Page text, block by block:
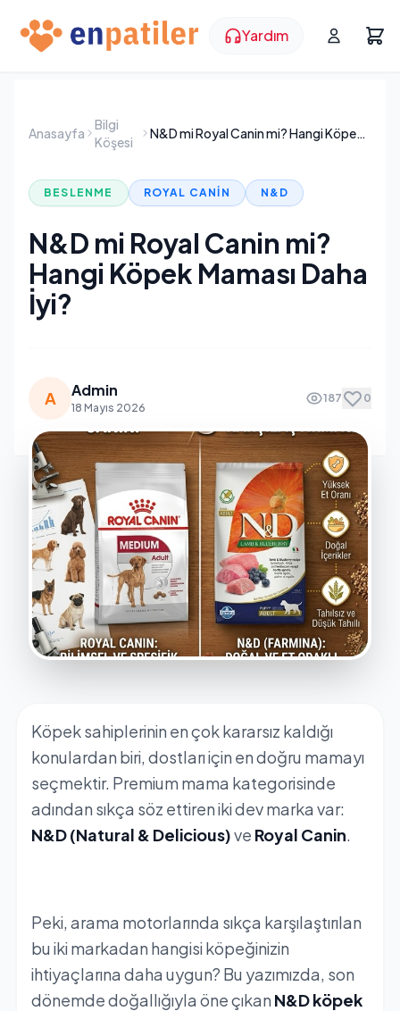
Yardım
Anasayfa
Bilgi
Köşesi
N&D mi Royal Canin mi? Hangi Köpek Maması Daha İyi?
BESLENME ROYAL CANIN N&D
N&D mi Royal Canin mi?
Hangi Köpek Maması Daha
İyi?
A Admin
18 Mayıs 2026
187 0
Köpek sahiplerinin en çok kararsız kaldığı
konulardan biri, dostları için en doğru mamayı
seçmektir. Premium mama kategorisinde
adından sıkça söz ettiren iki dev marka var:
N&D(Natural & Delicious)ve Royal Canin.
Peki, arama motorlarında sıkça karşılaştırılan
bu iki markadan hangisi köpeğinizin
ihtiyaçlarına daha uygun? Bu yazımızda, son
dönemde doğallığıyla öne çıkan N&D köpek